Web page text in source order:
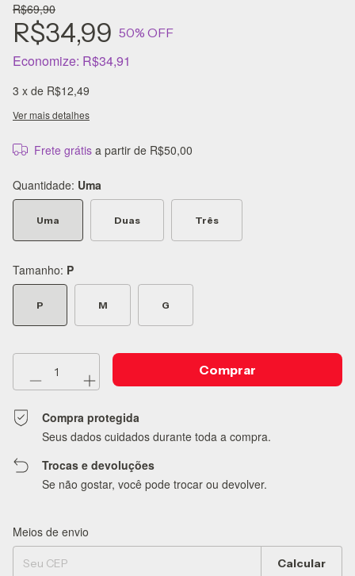
R$69,90
R$34,99 50% OFF
Economize: R$34,91
3 x de R$12,49
Ver mais detalhes
Frete grátis a partir de R$50,00
Quantidade: Uma
Uma Duas Três
Tamanho: P
P M G
Compra protegida
Seus dados cuidados durante toda a compra.
Trocas e devoluções
Se não gostar, você pode trocar ou devolver.
Entregas para o CEP:
Meios de envio
Calcular